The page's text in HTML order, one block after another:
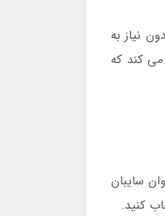
نیاز به
کمک می‌ کند که
سایبان
کنید.